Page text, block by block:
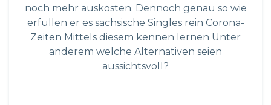
noch mehr auskosten. Dennoch genau so wie
erfullen er es sachsische Singles rein Corona-
Zeiten Mittels diesem kennen lernen Unter
anderem welche Alternativen seien
aussichtsvoll?